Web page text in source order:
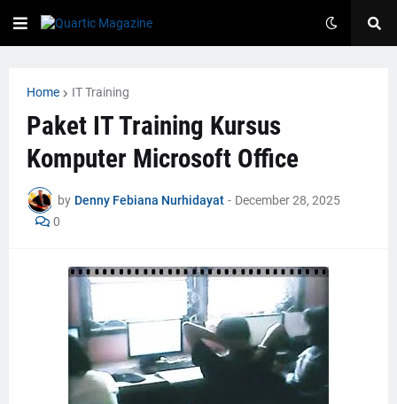
Home IT Training
Paket IT Training Kursus
Komputer Microsoft Office
by Denny Febiana Nurhidayat - December 28, 2025
0